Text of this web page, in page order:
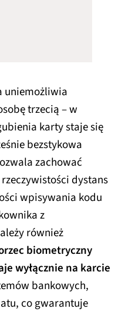
uniemożliwia
trzecią – w
karty staje się
bezstykowa
zachować
dystans
wpisywania kodu
z
również
biometryczny
wyłącznie na karcie
bankowych,
co gwarantuje